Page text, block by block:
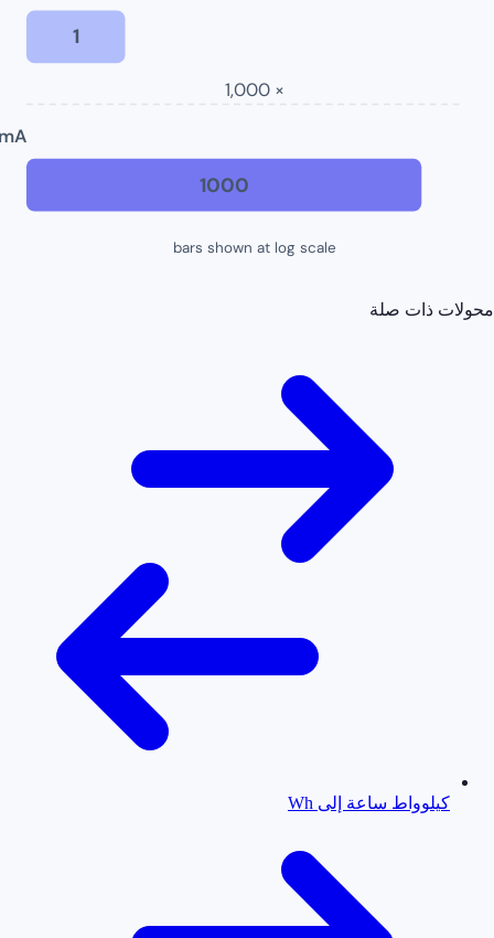
1
× 1,000
1000
bars shown at log scale
محولات ذات صلة
كيلوواط ساعة إلى Wh